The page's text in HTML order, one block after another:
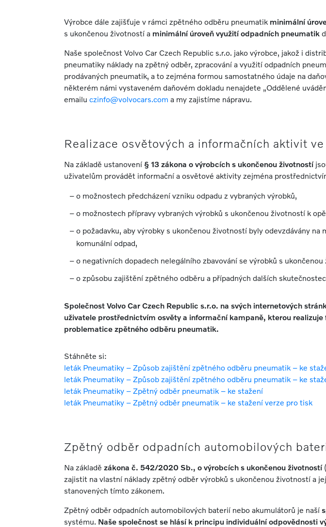
Výrobce dále zajišťuje v rámci zpětného odběru pneumatik minimální
s ukončenou životností a minimální úroveň využití odpadních pneumatik
Naše společnost Volvo Car Czech Republic s.r.o. jako výrobce, jakož i
pneumatiky náklady na zpětný odběr, zpracování a využití odpadních
prodávaných pneumatik, a to zejména formou samostatného údaje na
některém námi vystaveném daňovém dokladu nenajdete „Oddělené
emailu czinfo@volvocars.com a my zajistíme nápravu.
Realizace osvětových a informačních aktivit
Na základě ustanovení § 13 zákona o výrobcích s ukončenou životností
uživatelům provádět informační a osvětové aktivity zejména
o možnostech předcházení vzniku odpadu z vybraných výrobků,
o možnostech přípravy vybraných výrobků s ukončenou životností k
o požadavku, aby výrobky s ukončenou životností byly odevzdávány
komunální odpad,
o negativních dopadech nelegálního zbavování se výrobků s
o způsobu zajištění zpětného odběru a případných dalších
Společnost Volvo Car Czech Republic s.r.o. na svých internetových
uživatele prostřednictvím osvěty a informační kampaně, kterou
problematice zpětného odběru pneumatik.
Stáhněte si:
leták Pneumatiky – Způsob zajištění zpětného odběru pneumatik – ke
leták Pneumatiky – Způsob zajištění zpětného odběru pneumatik – ke
leták Pneumatiky – Zpětný odběr pneumatik – ke stažení
leták Pneumatiky – Zpětný odběr pneumatik – ke stažení verze pro tisk
Zpětný odběr odpadních automobilových
Na základě zákona č. 542/2020 Sb., o výrobcích s ukončenou životností
zajistit na vlastní náklady zpětný odběr výrobků s ukončenou životností a
stanovených tímto zákonem.
Zpětný odběr odpadních automobilových baterií nebo akumulátorů je naší
systému. Naše společnost se hlásí k principu individuální odpovědnosti